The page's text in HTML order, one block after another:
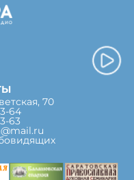
70
64
63